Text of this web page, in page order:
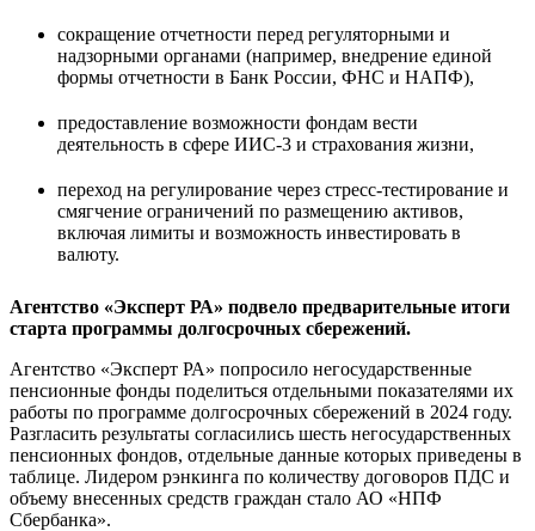
сокращение отчетности перед регуляторными и
надзорными органами (например, внедрение единой
формы отчетности в Банк России, ФНС и НАПФ),
предоставление возможности фондам вести
деятельность в сфере ИИС-3 и страхования жизни,
переход на регулирование через стресс-тестирование и
смягчение ограничений по размещению активов,
включая лимиты и возможность инвестировать в
валюту.
Агентство «Эксперт РА» подвело предварительные итоги
старта программы долгосрочных сбережений.
Агентство «Эксперт РА» попросило негосударственные
пенсионные фонды поделиться отдельными показателями их
работы по программе долгосрочных сбережений в 2024 году.
Разгласить результаты согласились шесть негосударственных
пенсионных фондов, отдельные данные которых приведены в
таблице. Лидером рэнкинга по количеству договоров ПДС и
объему внесенных средств граждан стало АО «НПФ
Сбербанка».